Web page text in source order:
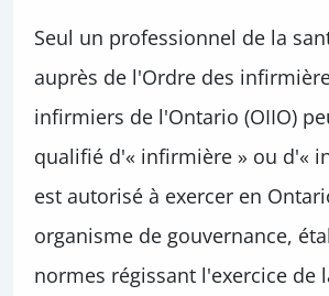
Seul un professionnel de la
auprès de l'Ordre des
infirmiers de l'Ontario (OIIO)
qualifié d'« infirmière » ou d'«
est autorisé à exercer en
organisme de gouvernance,
normes régissant l'exercice de